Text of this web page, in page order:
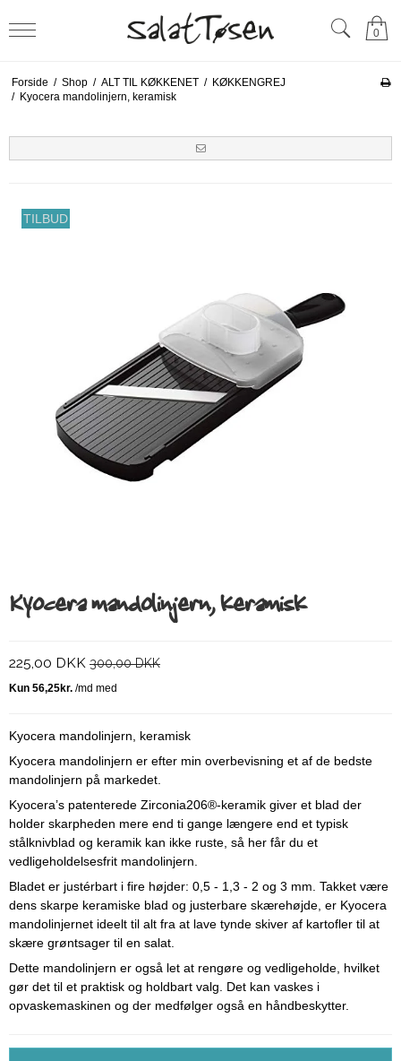
0
Forside / Shop / ALT TIL KØKKENET / KØKKENGREJ
/ Kyocera mandolinjern, keramisk
TILBUD
Kyocera mandolinjern, keramisk
225,00 DKK 300,00 DKK
Kyocera mandolinjern, keramisk
Kyocera mandolinjern er efter min overbevisning et af de bedste
mandolinjern på markedet.
Kyocera’s patenterede Zirconia206®-keramik giver et blad der
holder skarpheden mere end ti gange længere end et typisk
stålknivblad og keramik kan ikke ruste, så her får du et
vedligeholdelsesfrit mandolinjern.
Bladet er justérbart i fire højder: 0,5 - 1,3 - 2 og 3 mm. Takket være
dens skarpe keramiske blad og justerbare skærehøjde, er Kyocera
mandolinjernet ideelt til alt fra at lave tynde skiver af kartofler til at
skære grøntsager til en salat.
Dette mandolinjern er også let at rengøre og vedligeholde, hvilket
gør det til et praktisk og holdbart valg. Det kan vaskes i
opvaskemaskinen og der medfølger også en håndbeskytter.